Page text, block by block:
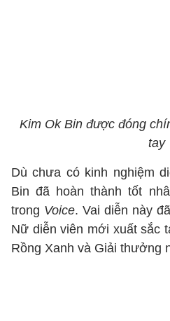
Kim Ok Bin được đóng
tay
Dù chưa có kinh nghiệm
Bin đã hoàn thành tốt
trong Voice. Vai diễn này
Nữ diễn viên mới xuất sắc
Rồng Xanh và Giải thưởng